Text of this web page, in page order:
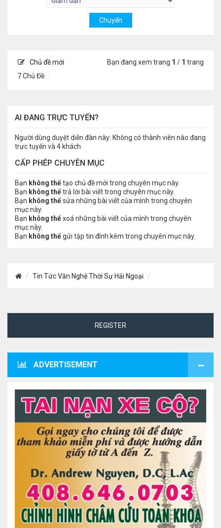
Chủ đề mới
7 Chủ Đề
Bạn đang xem trang 1 / 1 trang
AI ĐANG TRỰC TUYẾN?
Người dùng duyệt diễn đàn này: Không có thành viên nào đang
trực tuyến và 4 khách
CẤP PHÉP CHUYÊN MỤC
Bạn không thểtạo chủ đề mới trong chuyên mục này.
Bạn không thểtrả lời bài viết trong chuyên mục này.
Bạn không thểsửa những bài viết của mình trong chuyên
mục này.
Bạn không thểxoá những bài viết của mình trong chuyên
mục này.
Bạn không thểgửi tập tin đính kèm trong chuyên mục này.
Tin Tức Văn Nghệ Thời Sự Hải Ngoại
REGISTER
ADVERTISEMENT